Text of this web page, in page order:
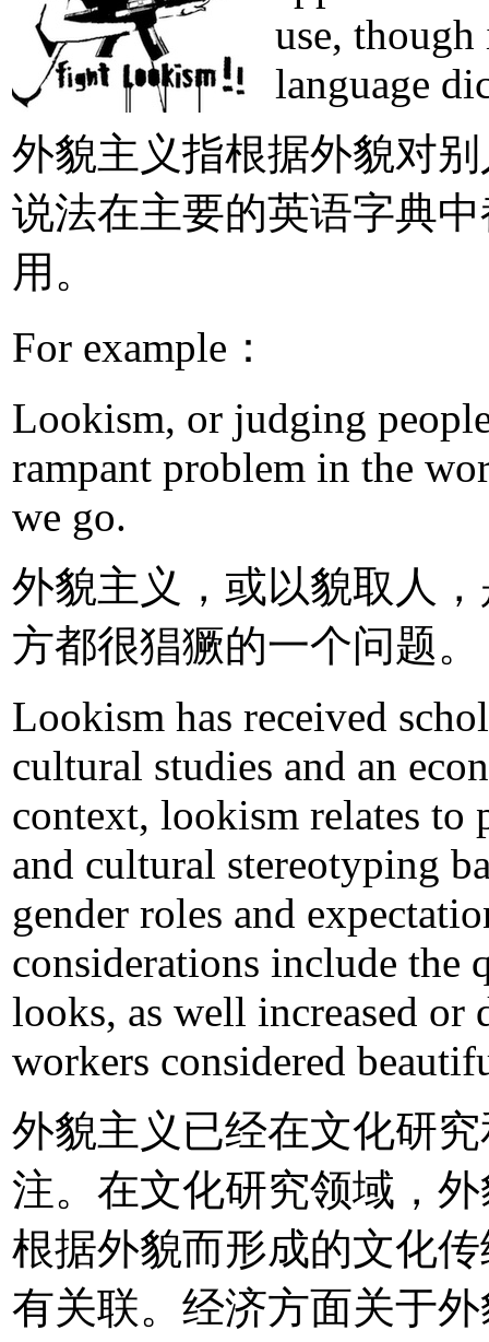
use,
language
外貌主义指根据外貌对
说法在主要的英语字典
用。
For example：
Lookism, or judging
rampant problem in the
we go.
外貌主义，或以貌取人
方都很猖獗的一个问题。
Lookism has received
cultural studies and an
context, lookism relates to
and cultural stereotyping
gender roles and
considerations include the
looks, as well increased
workers considered
外貌主义已经在文化研
注。在文化研究领域，
根据外貌而形成的文化
有关联。经济方面关于